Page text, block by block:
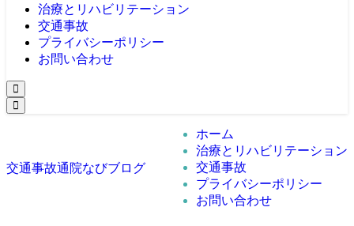
治療とリハビリテーション
交通事故
プライバシーポリシー
お問い合わせ
交通事故通院なびブログ
ホーム
治療とリハビリテーション
交通事故
プライバシーポリシー
お問い合わせ